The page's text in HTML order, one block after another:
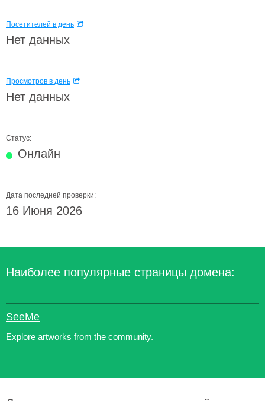
Посетителей в день
Нет данных
Просмотров в день
Нет данных
Статус:
Онлайн
Дата последней проверки:
16 Июня 2026
Наиболее популярные страницы домена:
SeeMe
Explore artworks from the community.